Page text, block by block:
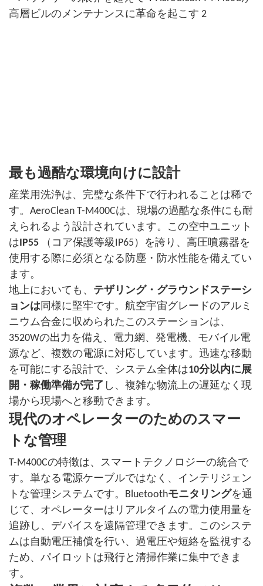
最も過酷な環境向けに設計
産業用洗浄は、完璧な条件下で行われることは稀で
す。AeroClean T-M400Cは、現場の過酷な条件にも耐
えられるよう設​​計されています。この空中ユニット
はIP55 （コア保護等級IP65）を誇り、高圧噴霧器を
使用する際に必須となる防塵・防水性能を備えてい
ます。
地上においても、 テザリング・グラウンドステーシ
ョンは 同様に堅牢です。航空宇宙グレードのアルミ
ニウム合金に収められたこのステーションは、
3520Wの出力を備え、電力網、発電機、モバイル電
源など、複数の電源に対応しています。 迅速な移動
を可能にする設計で、システム全体は10分以内に展
開・稼働準備が完了 し、複雑な物流上の遅延なく現
場から現場へと移動できます。
現代のオペレーターのためのスマー
トな管理
T-M400Cの特徴は、スマートテクノロジーの統合で
す。単なる電源ケーブルではなく、インテリジェン
トな管理システムです。Bluetoothモニタリングを通
じて、オペレーターはリアルタイムの電力使用量を
追跡し、デバイスを遠隔管理できます。このシステ
ムは自動電圧補償を行い、過電圧や短絡を監視する
ため、パイロットは飛行と清掃作業に集中できま
す。